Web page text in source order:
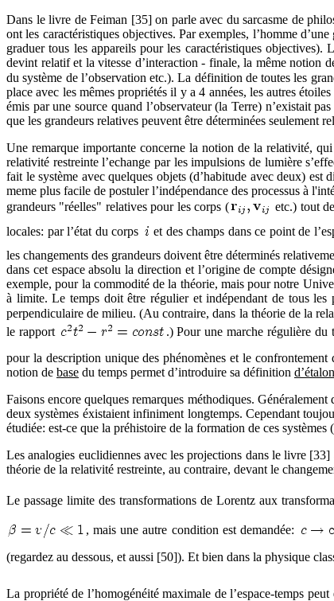
Dans le livre de Feiman [35] on parle avec du sarcasme de
ont les caractéristiques objectives. Par exemples, l’homme
graduer tous les appareils pour les caractéristiques
devint relatif et la vitesse d’interaction - finale, la même notion
du système de l’observation etc.). La définition de toutes les
place avec les mêmes propriétés il y a 4 années, les autres
émis par une source quand l’observateur (la Terre) n’existait
que les grandeurs relatives peuvent être déterminées seulement
Une remarque importante concerne la notion de la relativité,
relativité restreinte l’echange par les impulsions de lumière
fait le système avec quelques objets (d’habitude avec deux)
meme plus facile de postuler l’indépendance des processus à
grandeurs "réelles" relatives pour les corps (
etc.) tout
locales: par l’état du corps
et des champs dans ce point de
les changements des grandeurs doivent être déterminés
dans cet espace absolu la direction et l’origine de compte
exemple, pour la commodité de la théorie, mais pour notre
à limite. Le temps doit être régulier et indépendant de tous les
perpendiculaire de milieu. (Au contraire, dans la théorie de la
le rapport
.) Pour une marche régulière du
pour la description unique des phénomènes et le
notion de base du temps permet d’introduire sa définition d’étalon
Faisons encore quelques remarques méthodiques.
deux systèmes éxistaient infiniment longtemps. Cependant
étudiée: est-ce que la préhistoire de la formation de ces systèmes
Les analogies euclidiennes avec les projections dans le livre
théorie de la relativité restreinte, au contraire, devant le
Le passage limite des transformations de Lorentz aux
, mais une autre condition est demandée:
(regardez au dessous, et aussi [50]). Et bien dans la physique
La propriété de l’homogénéité maximale de l’espace-temps